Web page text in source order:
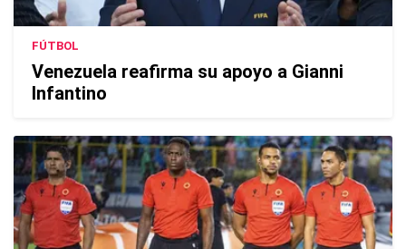
FÚTBOL
Venezuela reafirma su apoyo a Gianni
Infantino